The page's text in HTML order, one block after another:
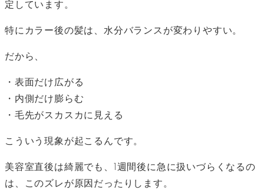
定しています。
特にカラー後の髪は、水分バランスが変わりやすい。
だから、
・表面だけ広がる
・内側だけ膨らむ
・毛先がスカスカに見える
こういう現象が起こるんです。
美容室直後は綺麗でも、1週間後に急に扱いづらくなるの
は、このズレが原因だったりします。